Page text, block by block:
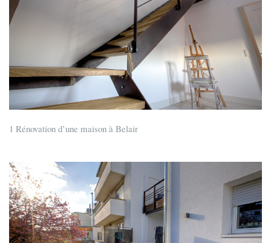
1 Rénovation d’une maison à Belair